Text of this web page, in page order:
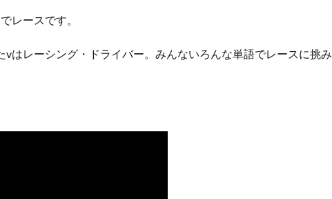
レースです。
はレーシング・ドライバー。みんないろんな単語でレースに挑み